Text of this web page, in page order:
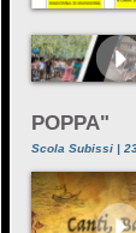
POPPA"
Scola Subissi |